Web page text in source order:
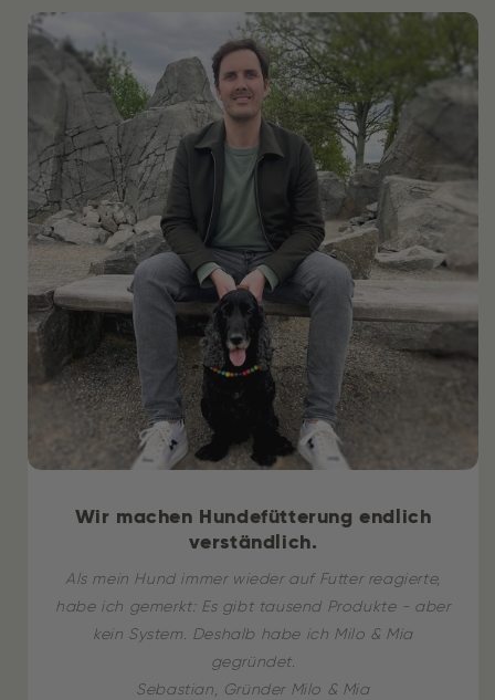
Wir machen Hundefütterung endlich
verständlich.
Als mein Hund immer wieder auf Futter reagierte,
habe ich gemerkt: Es gibt tausend Produkte - aber
kein System. Deshalb habe ich Milo & Mia
gegründet.
Sebastian, Gründer Milo & Mia